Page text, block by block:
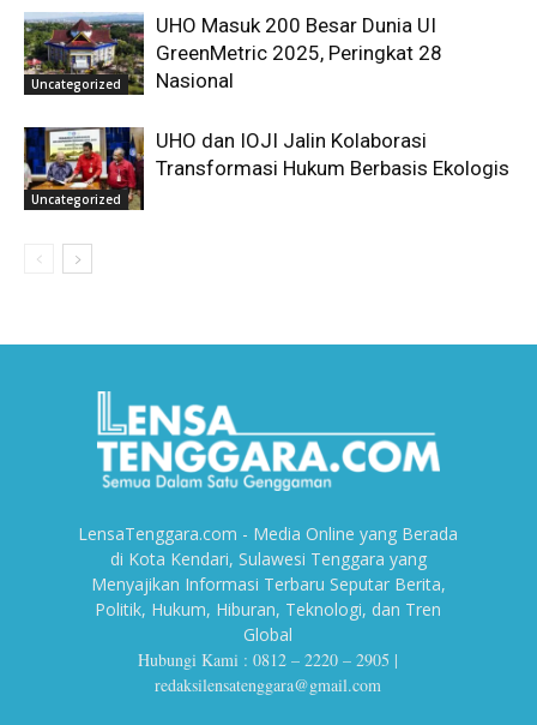
Uncategorized
UHO Masuk 200 Besar Dunia UI
GreenMetric 2025, Peringkat 28
Nasional
Uncategorized
UHO dan IOJI Jalin Kolaborasi
Transformasi Hukum Berbasis Ekologis
LensaTenggara.com - Media Online yang Berada
di Kota Kendari, Sulawesi Tenggara yang
Menyajikan Informasi Terbaru Seputar Berita,
Politik, Hukum, Hiburan, Teknologi, dan Tren
Global
Hubungi Kami : 0812 – 2220 – 2905 |
redaksilensatenggara@gmail.com